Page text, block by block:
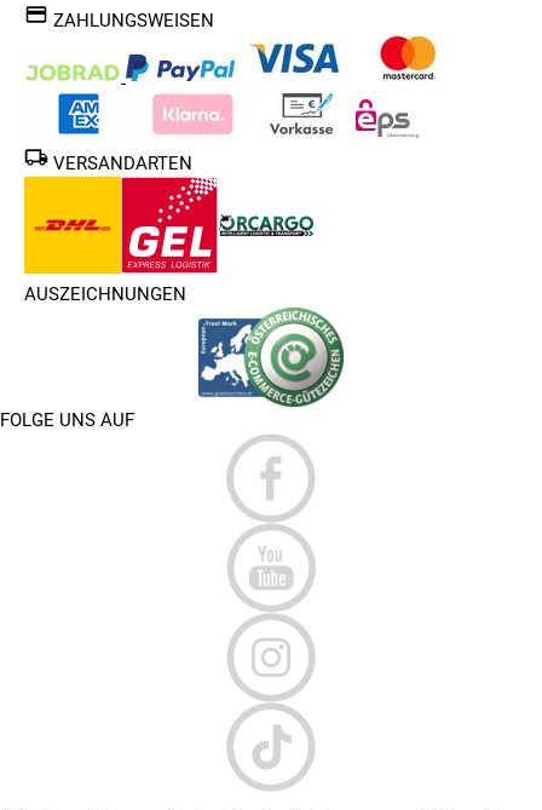
ZAHLUNGSWEISEN
VERSANDARTEN
AUSZEICHNUNGEN
FOLGE UNS AUF